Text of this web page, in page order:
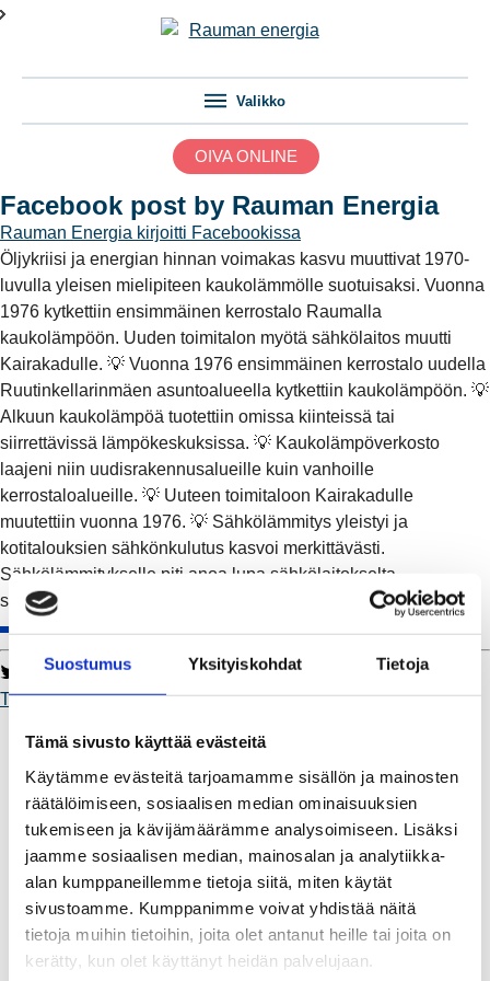
Suostumus Yksityiskohdat Tietoja
Tämä sivusto käyttää evästeitä
Käytämme evästeitä tarjoamamme sisällön ja mainosten
räätälöimiseen, sosiaalisen median ominaisuuksien
tukemiseen ja kävijämäärämme analysoimiseen. Lisäksi
jaamme sosiaalisen median, mainosalan ja analytiikka-
alan kumppaneillemme tietoja siitä, miten käytät
sivustoamme. Kumppanimme voivat yhdistää näitä
tietoja muihin tietoihin, joita olet antanut heille tai joita on
kerätty, kun olet käyttänyt heidän palvelujaan.
Valikko
OIVA ONLINE
Facebook post by Rauman Energia
Rauman Energia kirjoitti Facebookissa
Öljykriisi ja energian hinnan voimakas kasvu muuttivat 1970-
luvulla yleisen mielipiteen kaukolämmölle suotuisaksi. Vuonna
1976 kytkettiin ensimmäinen kerrostalo Raumalla
kaukolämpöön. Uuden toimitalon myötä sähkölaitos muutti
Kairakadulle. 💡 Vuonna 1976 ensimmäinen kerrostalo uudella
Ruutinkellarinmäen asuntoalueella kytkettiin kaukolämpöön. 💡
Alkuun kaukolämpöä tuotettiin omissa kiinteissä tai
siirrettävissä lämpökeskuksissa. 💡 Kaukolämpöverkosto
laajeni niin uudisrakennusalueille kuin vanhoille
kerrostaloalueille. 💡 Uuteen toimitaloon Kairakadulle
muutettiin vuonna 1976. 💡 Sähkölämmitys yleistyi ja
kotitalouksien sähkönkulutus kasvoi merkittävästi.
Sähkölämmitykselle piti anoa lupa sähkölaitokselta
sähköverkon kestoisuuden varmistamiseksi.
#Toimii.
Twitter Facebook LinkedIn
WhatsApp
Toimii
BioTakuu – 100 % uusiutuvaa kaukolämpöä
Kaukolämmön hinnasto
Kaukolämpöliittymän saatavuus ja toteutus
Kaukolämpötyömaat kartalla
Kaukolämpöverkon viasta ilmoittaminen
Laskutus ja raportointi
Lungi-palvelu taloyhtiöille ja yrityksille
Lungi-vuositarkastus kuluttajille
Matalalämpöiseen kaukolämpöön siirtyminen